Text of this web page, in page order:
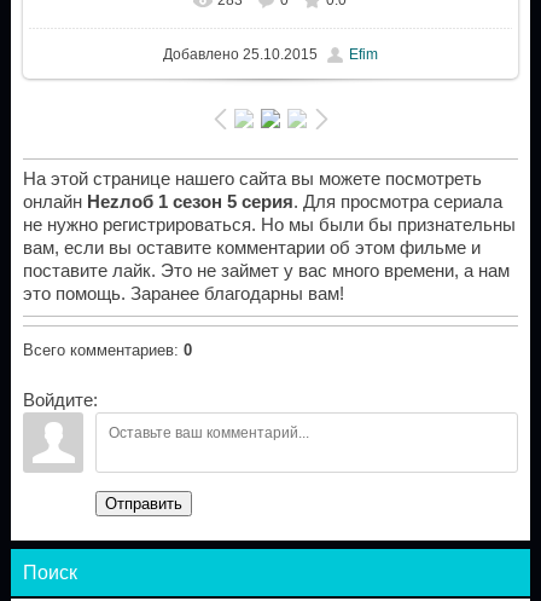
Добавлено25.10.2015 Efim
На этой странице нашего сайта вы можете посмотреть
онлайн Неzлоб 1 сезон 5 серия. Для просмотра сериала
не нужно регистрироваться. Но мы были бы признательны
вам, если вы оставите комментарии об этом фильме и
поставите лайк. Это не займет у вас много времени, а нам
это помощь. Заранее благодарны вам!
Всего комментариев: 0
Войдите:
Отправить
Поиск